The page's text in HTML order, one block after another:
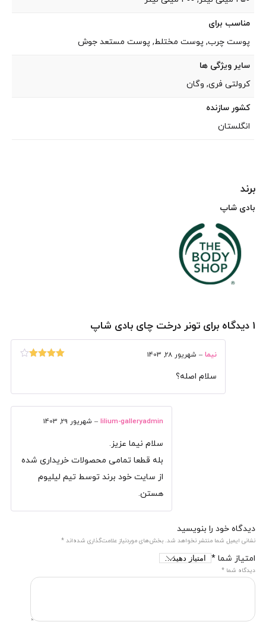
مناسب برای
پوست چرب, پوست مختلط, پوست مستعد جوش
سایر ویژگی ها
کرولتی فری, وگان
کشور سازنده
انگلستان
برند
بادی شاپ
1 دیدگاه برای تونر درخت چای بادی شاپ
نیما – شهریور 28, 1403
سلام اصله؟
lilium-galleryadmin
– شهریور 29, 1403
سلام نیما عزیز.
بله قطعا تمامی محصولات خریداری شده
از سایت خود برند توسط تیم لیلیوم
هستن.
دیدگاه خود را بنویسید
نشانی ایمیل شما منتشر نخواهد شد. بخش‌های موردنیاز علامت‌گذاری شده‌اند *
امتیاز شما *
دیدگاه شما *